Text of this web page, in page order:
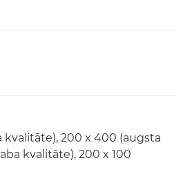
200 x 400 (augsta
kvalitāte), 200 x 100